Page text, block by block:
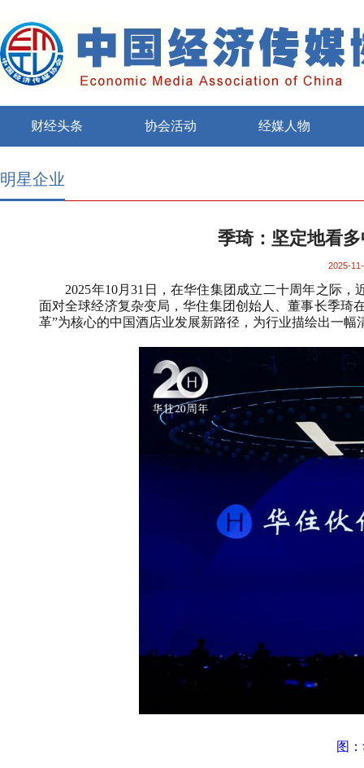
财经头条 协会活动 经媒人物
明星企业
季琦：坚定地看
2025-
2025年10月31 日，在华住集团成立二十周年之际，
面对全球经济复杂变局，华住集团创始人、董事长季琦
革”为核心的中国酒店业发展新路径，为行业描绘出一幅
图